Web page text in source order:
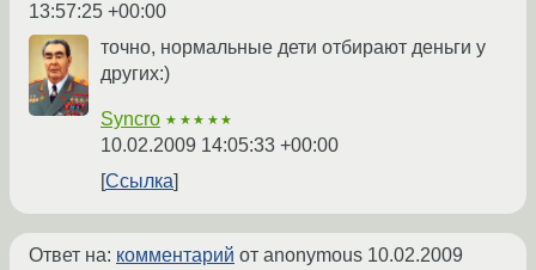
13:57:25 +00:00
точно, нормальные дети отбирают деньги у
других:)
Syncro ★★★★★
10.02.2009 14:05:33 +00:00
Ссылка
Ответ на: комментарий от anonymous 10.02.2009